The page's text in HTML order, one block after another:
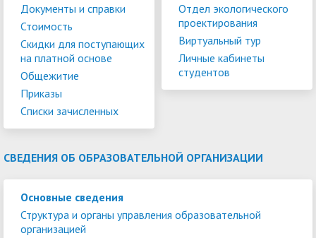
Документы и справки
Стоимость
Скидки для поступающих
на платной основе
Общежитие
Приказы
Списки зачисленных
Отдел экологического
проектирования
Виртуальный тур
Личные кабинеты
студентов
СВЕДЕНИЯ ОБ ОБРАЗОВАТЕЛЬНОЙ ОРГАНИЗАЦИИ
Основные сведения
Структура и органы управления образовательной
организацией